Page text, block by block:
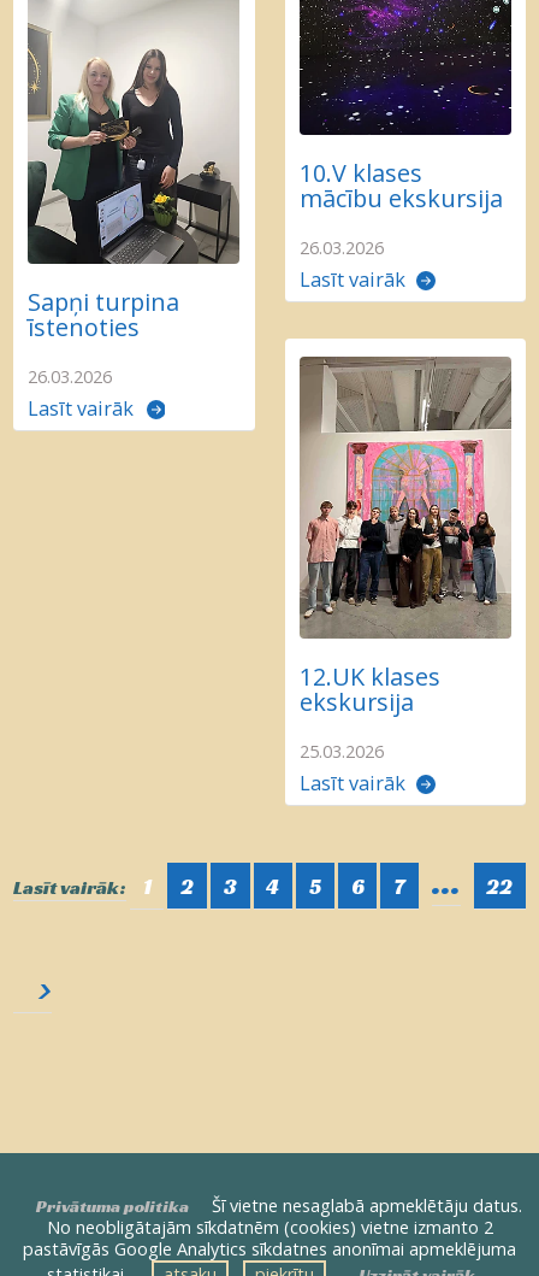
10.V klases
mācību ekskursija
26.03.2026
Lasīt vairāk
Sapņi turpina
īstenoties
26.03.2026
Lasīt vairāk
12.UK klases
ekskursija
25.03.2026
Lasīt vairāk
Lasīt vairāk: 1 2 3 4 5 6 7 ... 22
>
Privātuma politika
Šī vietne nesaglabā apmeklētāju datus.
No neobligātajām sīkdatnēm (cookies) vietne izmanto 2
pastāvīgās Google Analytics sīkdatnes anonīmai apmeklējuma